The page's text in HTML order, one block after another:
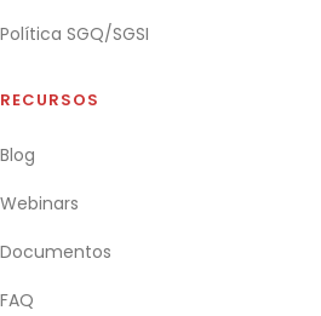
Política SGQ/SGSI
RECURSOS
Blog
Webinars
Documentos
FAQ